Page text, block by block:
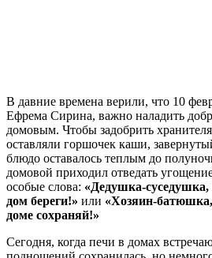
В давние времена верили, что 10
Ефрема Сирина, важно наладить
домовым. Чтобы задобрить
оставляли горшочек каши,
блюдо оставалось теплым до
домовой приходил отведать
особые слова: «Дедушка-
дом береги!» или «Хозяин-
доме сохраняй!»
Сегодня, когда печи в домах